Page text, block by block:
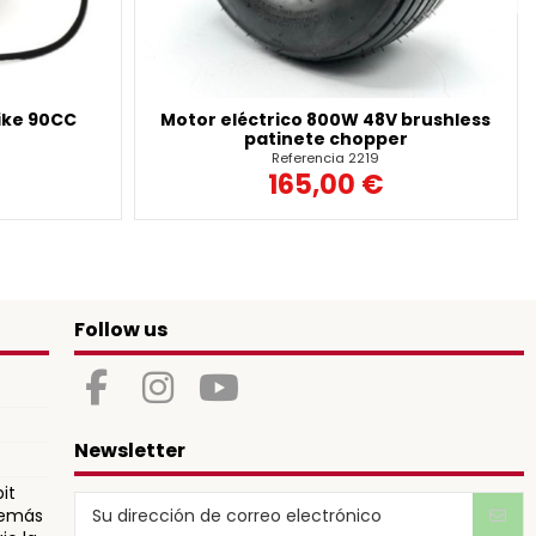
90CC
Motor eléctrico 800W 48V brushless
patinete chopper
Referencia 2219
165,00 €
Follow us
Newsletter